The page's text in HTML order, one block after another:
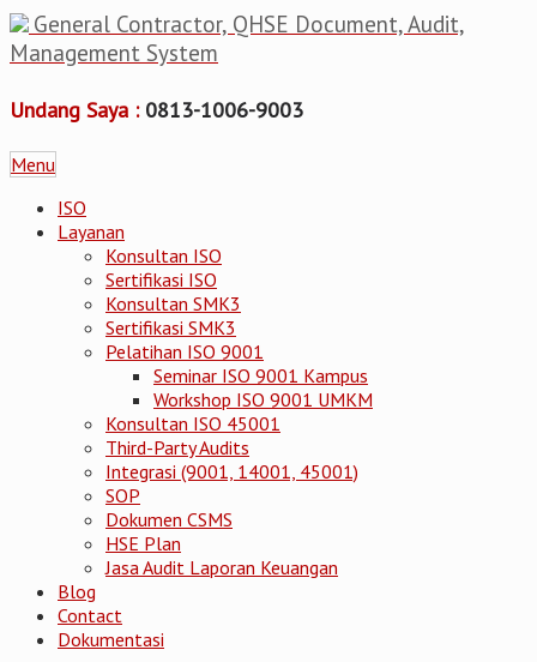
General Contractor, QHSE Document, Audit,
Management System
Undang Saya : 0813-1006-9003
Menu
ISO
Layanan
Konsultan ISO
Sertifikasi ISO
Konsultan SMK3
Sertifikasi SMK3
Pelatihan ISO 9001
Seminar ISO 9001 Kampus
Workshop ISO 9001 UMKM
Konsultan ISO 45001
Third-Party Audits
Integrasi (9001, 14001, 45001)
SOP
Dokumen CSMS
HSE Plan
Jasa Audit Laporan Keuangan
Blog
Contact
Dokumentasi